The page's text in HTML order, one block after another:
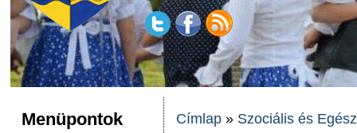
Menüpontok JELENLEGI HELY
Címlap » Szociális és